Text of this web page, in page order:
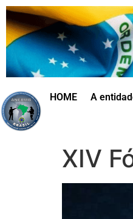
HOME A
XIV